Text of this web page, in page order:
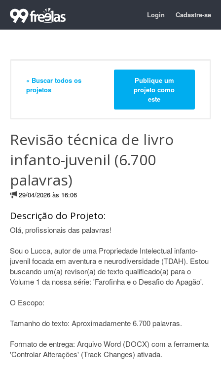
Login Cadastre-se
« Buscar todos os
projetos
Publique um
projeto como
este
Revisão técnica de livro
infanto-juvenil (6.700
palavras)
29/04/2026 às 16:06
Descrição do Projeto:
Olá, profissionais das palavras!
Sou o Lucca, autor de uma Propriedade Intelectual infanto-
juvenil focada em aventura e neurodiversidade (TDAH). Estou
buscando um(a) revisor(a) de texto qualificado(a) para o
Volume 1 da nossa série: 'Farofinha e o Desafio do Apagão'.
O Escopo:
Tamanho do texto: Aproximadamente 6.700 palavras.
Formato de entrega: Arquivo Word (DOCX) com a ferramenta
'Controlar Alterações' (Track Changes) ativada.